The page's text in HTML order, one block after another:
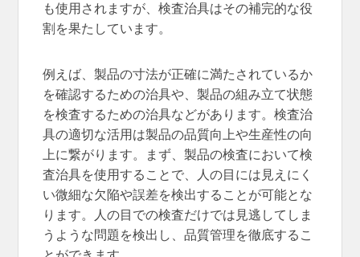
も使用されますが、検査治具はその補完的な役
割を果たしています。
例えば、製品の寸法が正確に満たされているか
を確認するための治具や、製品の組み立て状態
を検査するための治具などがあります。検査治
具の適切な活用は製品の品質向上や生産性の向
上に繋がります。まず、製品の検査において検
査治具を使用することで、人の目には見えにく
い微細な欠陥や誤差を検出することが可能とな
ります。人の目での検査だけでは見逃してしま
うような問題を検出し、品質管理を徹底するこ